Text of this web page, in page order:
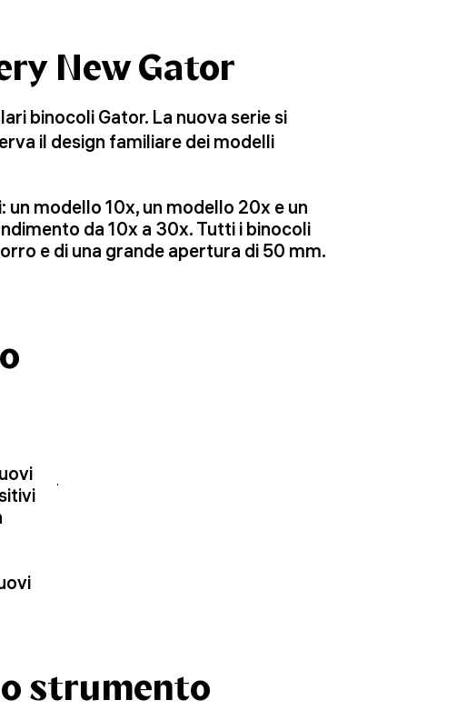
New Gator
binocoli Gator. La nuova serie si
il design familiare dei modelli
modello 10x, un modello 20x e un
da 10x a 30x. Tutti i binocoli
e di una grande apertura di 50 mm.
strumento